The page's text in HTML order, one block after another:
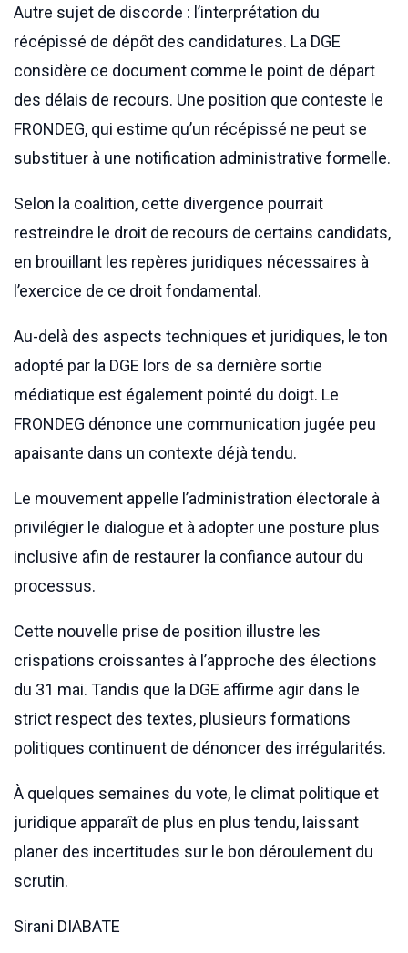
Autre sujet de discorde : l’interprétation du
récépissé de dépôt des candidatures. La DGE
considère ce document comme le point de départ
des délais de recours. Une position que conteste le
FRONDEG, qui estime qu’un récépissé ne peut se
substituer à une notification administrative formelle.
Selon la coalition, cette divergence pourrait
restreindre le droit de recours de certains candidats,
en brouillant les repères juridiques nécessaires à
l’exercice de ce droit fondamental.
Au-delà des aspects techniques et juridiques, le ton
adopté par la DGE lors de sa dernière sortie
médiatique est également pointé du doigt. Le
FRONDEG dénonce une communication jugée peu
apaisante dans un contexte déjà tendu.
Le mouvement appelle l’administration électorale à
privilégier le dialogue et à adopter une posture plus
inclusive afin de restaurer la confiance autour du
processus.
Cette nouvelle prise de position illustre les
crispations croissantes à l’approche des élections
du 31 mai. Tandis que la DGE affirme agir dans le
strict respect des textes, plusieurs formations
politiques continuent de dénoncer des irrégularités.
À quelques semaines du vote, le climat politique et
juridique apparaît de plus en plus tendu, laissant
planer des incertitudes sur le bon déroulement du
scrutin.
Sirani DIABATE